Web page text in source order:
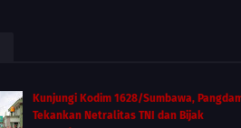
Kunjungi Kodim 1628/Sumbawa,
Tekankan Netralitas TNI dan Bijak